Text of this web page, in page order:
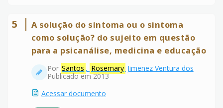
5
A solução do sintoma ou o sintoma
como solução? do sujeito em questão
para a psicanálise, medicina e educação
Por Santos , Rosemary Jimenez Ventura dos
Publicado em 2013
Acessar documento